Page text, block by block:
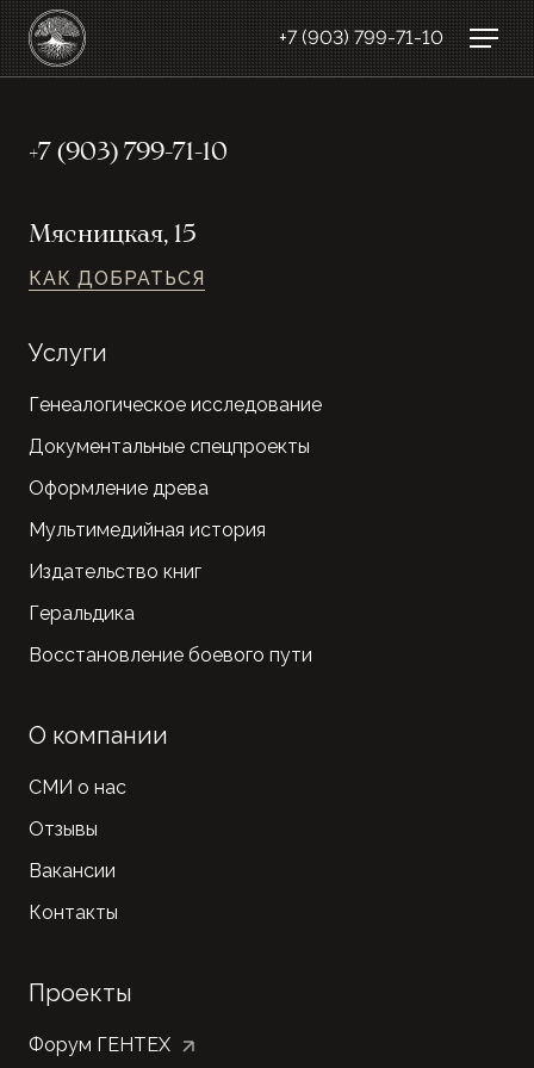
+7 (903) 799-71-10
+7 (903) 799-71-10
Мясницкая, 15
КАК ДОБРАТЬСЯ
Услуги
Генеалогическое исследование
Документальные спецпроекты
Оформление древа
Мультимедийная история
Издательство книг
Геральдика
Восстановление боевого пути
О компании
СМИ о нас
Отзывы
Вакансии
Контакты
Проекты
Форум ГЕНТЕХ